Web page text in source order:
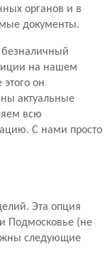
органов и в
документы.
безналичный
на нашем
он
актуальные
всю
С нами просто
Эта опция
Подмосковье (не
следующие